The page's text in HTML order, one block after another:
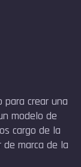
para crear una
modelo de
cargo de la
marca de la